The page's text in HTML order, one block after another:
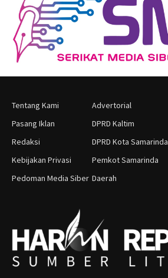
Tentang Kami
Pasang Iklan
Redaksi
Kebijakan Privasi
Pedoman Media Siber
Advertorial
DPRD Kaltim
DPRD Kota Samarinda
Pemkot Samarinda
Daerah